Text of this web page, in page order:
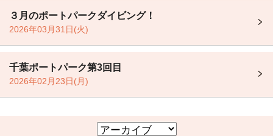
３月のポートパークダイビング！
2026年03月31日(火)
千葉ポートパーク第3回目
2026年02月23日(月)